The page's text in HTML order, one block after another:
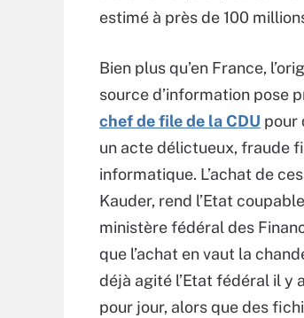
estimé à près de 100
Bien plus qu’en France,
source d’information pose
chef de file de la CDU pour
un acte délictueux, fraude
informatique. L’achat de
Kauder, rend l’Etat
ministère fédéral des
que l’achat en vaut la
déjà agité l’Etat fédéral il y
pour jour, alors que des